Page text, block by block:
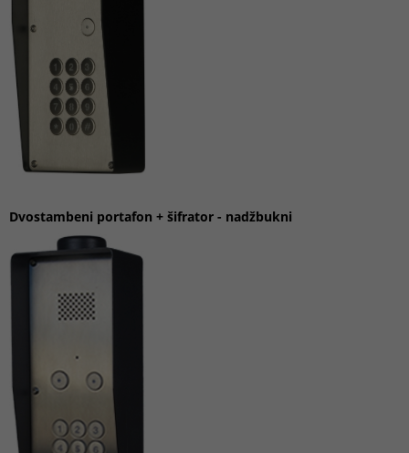
Dvostambeni portafon + šifrator - nadžbukni